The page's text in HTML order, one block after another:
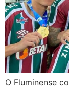
O Fluminense